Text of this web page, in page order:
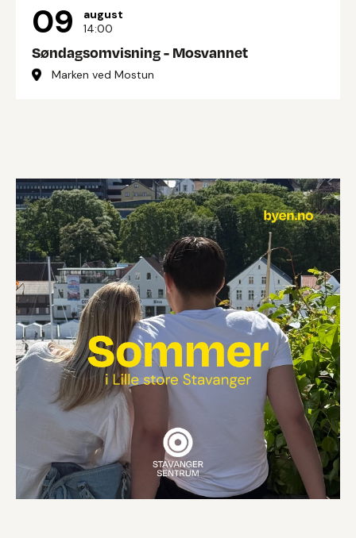
09
august
14:00
Søndagsomvisning - Mosvannet
Marken ved Mostun